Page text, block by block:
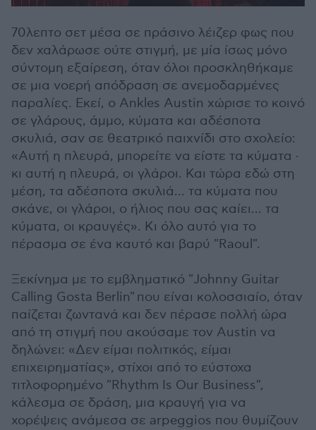
70λεπτο σετ μέσα σε πράσινο λέιζερ φως που
δεν χαλάρωσε ούτε στιγμή, με μία ίσως μόνο
σύντομη εξαίρεση, όταν όλοι προσκληθήκαμε
σε μια νοερή απόδραση σε ανεμοδαρμένες
παραλίες. Εκεί, ο Ankles Austin χώρισε το κοινό
σε γλάρους, άμμο, κύματα και αδέσποτα
σκυλιά, σαν σε θεατρικό παιχνίδι στο σχολείο:
«Αυτή η πλευρά, μπορείτε να είστε τα κύματα ·
κι αυτή η πλευρά, οι γλάροι. Και τώρα εδώ στη
μέση, τα αδέσποτα σκυλιά… τα κύματα που
σκάνε, οι γλάροι, ο ήλιος που σας καίει… τα
κύματα, οι κραυγές». Κι όλο αυτό για το
πέρασμα σε ένα καυτό και βαρύ "Raoul".
Ξεκίνημα με το εμβληματικό "Johnny Guitar
Calling Gosta Berlin" που είναι κολοσσιαίο, όταν
παίζεται ζωντανά και δεν πέρασε πολλή ώρα
από τη στιγμή που ακούσαμε τον Austin να
δηλώνει: «Δεν είμαι πολιτικός, είμαι
επιχειρηματίας», στίχοι από το εύστοχα
τιτλοφορημένο "Rhythm Is Our Business",
κάλεσμα σε δράση, μια κραυγή για να
χορέψεις ανάμεσα σε arpeggios που θυμίζουν